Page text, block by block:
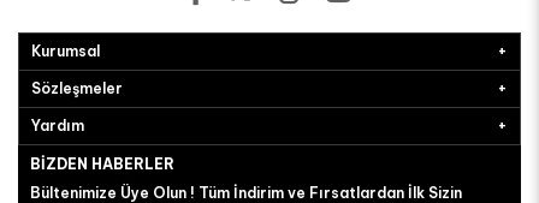
Kurumsal
Sözleşmeler
Yardım
BIZDEN HABERLER
Bültenimize Üye Olun ! Tüm İndirim ve Fırsatlardan İlk Sizin